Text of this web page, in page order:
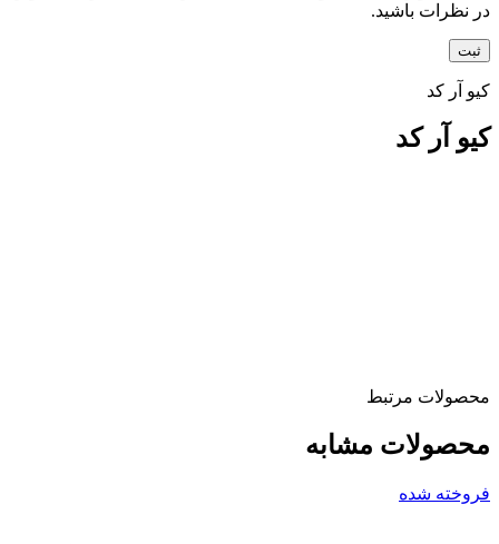
در نظرات باشید.
کیو آر کد
کیو آر کد
محصولات مرتبط
محصولات مشابه
فروخته شده